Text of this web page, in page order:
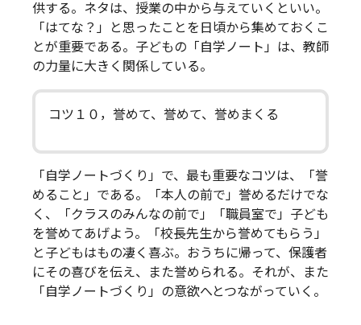
供する。ネタは、授業の中から与えていくといい。
「はてな？」と思ったことを日頃から集めておくこ
とが重要である。子どもの「自学ノート」は、教師
の力量に大きく関係している。
コツ１０，誉めて、誉めて、誉めまくる
「自学ノートづくり」で、最も重要なコツは、「誉
めること」である。「本人の前で」誉めるだけでな
く、「クラスのみんなの前で」「職員室で」子ども
を誉めてあげよう。「校長先生から誉めてもらう」
と子どもはもの凄く喜ぶ。おうちに帰って、保護者
にその喜びを伝え、また誉められる。それが、また
「自学ノートづくり」の意欲へとつながっていく。